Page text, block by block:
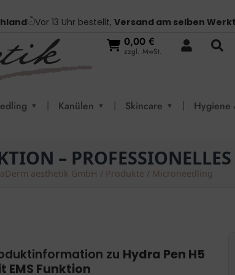
Vor 13 Uhr bestellt, Versand am selben
0,00 €
zzgl. MwSt.
▼ | Kanülen ▼ | Skincare ▼ | Hygiene
–
aesthetik GmbH / Produkte / Microneedling
zu Hydra Pen H5
EMS Funktion